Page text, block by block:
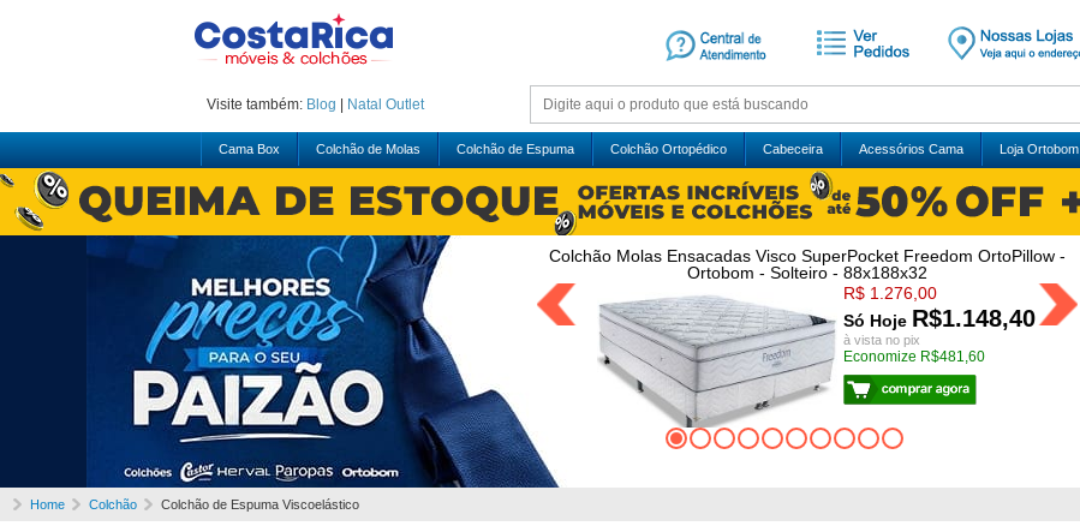
Visite também: Blog Natal Outlet
Cama Box Colchão de Molas Colchão de Espuma Colchão Ortopédico Cabeceira Acessórios Cama Loja Ortobom
Colchão Molas Ensacadas Visco SuperPocket Freedom OrtoPillow -
Ortobom - Solteiro - 88x188x32
R$ 1.276,00
Só Hoje R$1.148,40
à vista no pix
Economize R$481,60
Home Colchão Colchão de Espuma Viscoelástico